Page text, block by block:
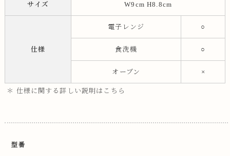
サイズ W9cm H8.8cm
仕様
電子レンジ ○
食洗機 ○
オーブン ×
＊ 仕様に関する詳しい説明はこちら
型番